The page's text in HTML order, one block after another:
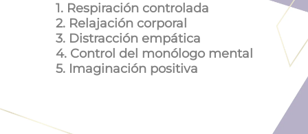
1. Respiración controlada
2. Relajación corporal
3. Distracción empática
4. Control del monólogo mental
5. Imaginación positiva